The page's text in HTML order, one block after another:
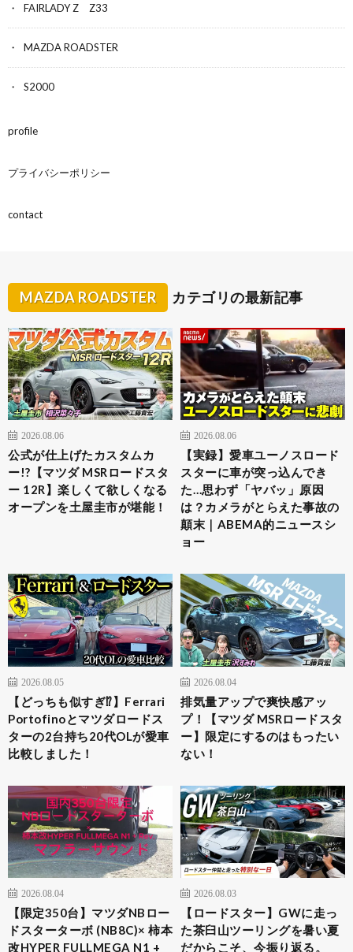
FAIRLADY Z Z33
MAZDA ROADSTER
S2000
profile
プライバシーポリシー
contact
MAZDA ROADSTER カテゴリの最新記事
2026.08.06
公式が仕上げたカスタムカ
ー!?【マツダ MSRロードスタ
ー 12R】楽しくて欲しくなる
オープンを土屋圭市が堪能！
2026.08.06
【実録】愛車ユーノスロード
スターに車が突っ込んでき
た…思わず「ヤバッ」原因
は？カメラがとらえた事故の
顛末｜ABEMA的ニュースシ
ョー
2026.08.05
【どっちも似すぎ⁉︎】Ferrari
Portofinoとマツダロードス
ターの2台持ち20代OLが愛車
比較しました！
2026.08.04
排気量アップで爽快感アッ
プ！【マツダ MSRロードスタ
ー】限定にするのはもったい
ない！
2026.08.04
​【限定350台】マツダNBロー
ドスターターボ (NB8C)× 柿本
改HYPER FULLMEGA N1 +
2026.08.03
【ロードスター】GWに走っ
た茶臼山ツーリングを暑い夏
だからこそ、今振り返る。